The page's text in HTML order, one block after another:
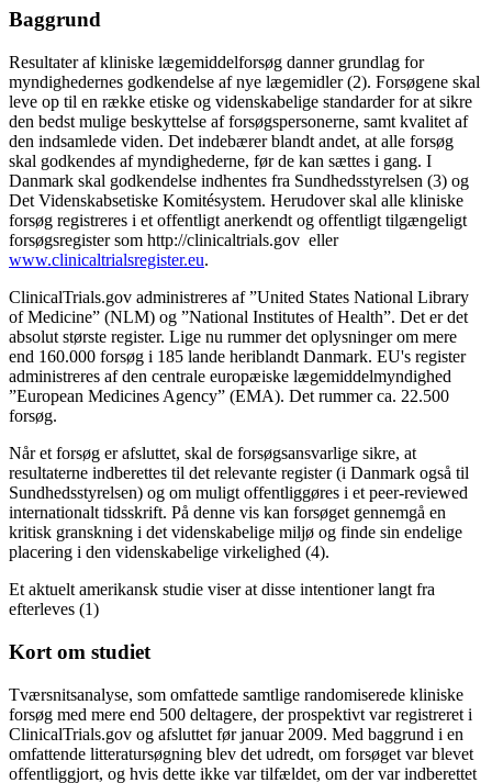
Baggrund
Resultater af kliniske lægemiddelforsøg danner grundlag for
myndighedernes godkendelse af nye lægemidler (2). Forsøgene skal
leve op til en række etiske og videnskabelige standarder for at sikre
den bedst mulige beskyttelse af forsøgspersonerne, samt kvalitet af
den indsamlede viden. Det indebærer blandt andet, at alle forsøg
skal godkendes af myndighederne, før de kan sættes i gang. I
Danmark skal godkendelse indhentes fra Sundhedsstyrelsen (3) og
Det Videnskabsetiske Komitésystem. Herudover skal alle kliniske
forsøg registreres i et offentligt anerkendt og offentligt tilgængeligt
forsøgsregister som http://clinicaltrials.gov eller
www.clinicaltrialsregister.eu.
ClinicalTrials.gov administreres af ”United States National Library
of Medicine” (NLM) og ”National Institutes of Health”. Det er det
absolut største register. Lige nu rummer det oplysninger om mere
end 160.000 forsøg i 185 lande heriblandt Danmark. EU's register
administreres af den centrale europæiske lægemiddelmyndighed
”European Medicines Agency” (EMA). Det rummer ca. 22.500
forsøg.
Når et forsøg er afsluttet, skal de forsøgsansvarlige sikre, at
resultaterne indberettes til det relevante register (i Danmark også til
Sundhedsstyrelsen) og om muligt offentliggøres i et peer-reviewed
internationalt tidsskrift. På denne vis kan forsøget gennemgå en
kritisk granskning i det videnskabelige miljø og finde sin endelige
placering i den videnskabelige virkelighed (4).
Et aktuelt amerikansk studie viser at disse intentioner langt fra
efterleves (1)
Kort om studiet
Tværsnitsanalyse, som omfattede samtlige randomiserede kliniske
forsøg med mere end 500 deltagere, der prospektivt var registreret i
ClinicalTrials.gov og afsluttet før januar 2009. Med baggrund i en
omfattende litteratursøgning blev det udredt, om forsøget var blevet
offentliggjort, og hvis dette ikke var tilfældet, om der var indberettet